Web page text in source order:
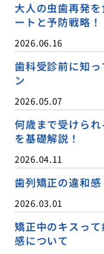
大人の虫歯再発
ートと予防戦略！
2026.06.16
歯科受診前に知
ン
2026.05.07
何歳まで受けら
を基礎解説！
2026.04.11
歯列矯正の違和
2026.03.01
矯正中のキスっ
感について